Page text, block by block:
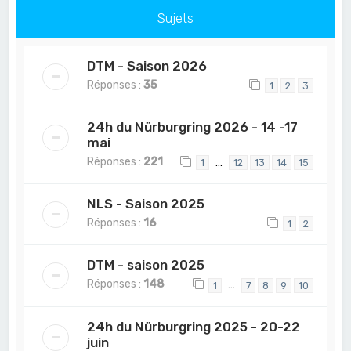
Sujets
DTM - Saison 2026
Réponses :35 1 2 3
24h du Nürburgring 2026 - 14 -17
mai
Réponses : 221 1 … 12 13 14 15
NLS - Saison 2025
Réponses : 16 1 2
DTM - saison 2025
Réponses : 148 1 … 7 8 9 10
24h du Nürburgring 2025 - 20-22
juin